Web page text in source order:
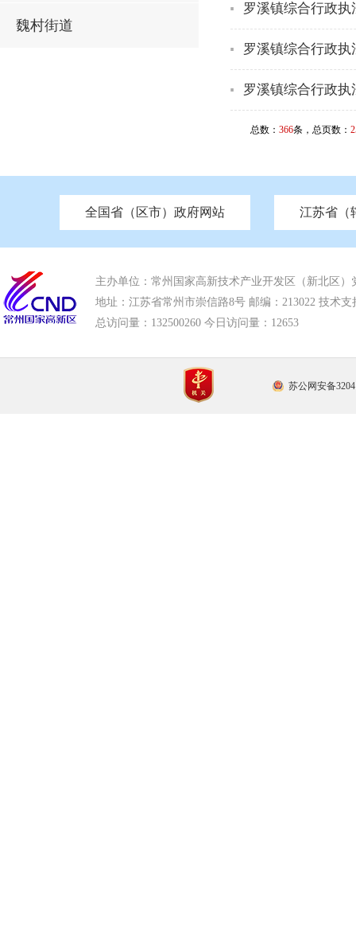
魏村街道
罗溪镇综合行政
罗溪镇综合行政
罗溪镇综合行政
总数： 366条，总页数：
全国省（区市）政府网站
北京 天津 重庆 河南 河北 山西
江苏省（
中国江苏 南京市政府 苏州市政府 无锡
市发改委 市工信局 市教育局 市科技局 市
市应急管理局 市审计局 市外事办 市生态
主办单位：常州国家高新技术产业开发区（新北区）
地址：江苏省常州市崇信路8号 邮编：213022 技术支
总访问量： 132500260 今日访问量： 12653
苏公网安备